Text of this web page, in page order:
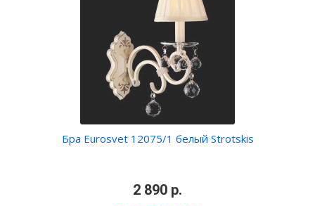
Бра Eurosvet 12075/1 белый Strotskis
2 890 р.